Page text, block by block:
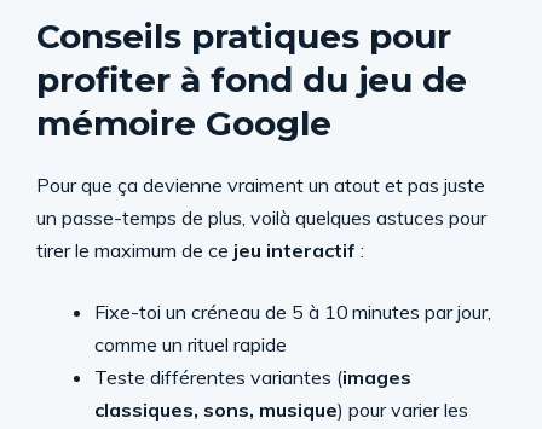
Conseils pratiques pour
profiter à fond du jeu de
mémoire Google
Pour que ça devienne vraiment un atout et pas juste
un passe-temps de plus, voilà quelques astuces pour
tirer le maximum de ce jeu interactif :
Fixe-toi un créneau de 5 à 10 minutes par jour,
comme un rituel rapide
Teste différentes variantes (images
classiques, sons, musique) pour varier les